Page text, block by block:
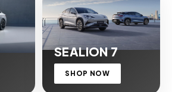
SEALION 7
SHOP NOW